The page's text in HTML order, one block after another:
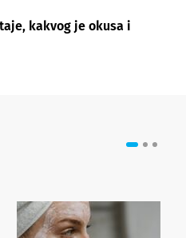
kakvog je okusa i